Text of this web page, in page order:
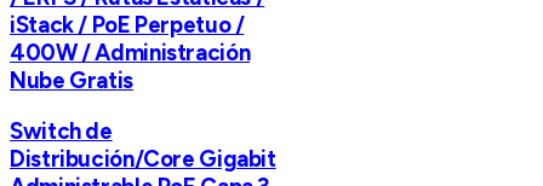
iStack / PoE Perpetuo /
400W / Administración
Nube Gratis
Switch de
Distribución/Core Gigabit